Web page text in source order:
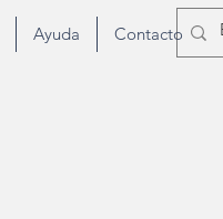
Ayuda Contacto